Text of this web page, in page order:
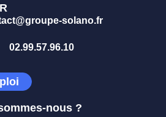
solano.fr
02.99.57.96.10
nous ?